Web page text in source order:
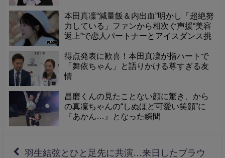
本田真凜“減量飯＆内出血”明かし「超絶努
力している」ファンから相次ぐ声援“美容
返上”で恋人パートナーとアイスダンス挑
得点発表に歓喜！本田真凜が指ハートで
「舞依ちゃん」と語りかける尊すぎる友
情
昌磨くんの見たことない顔に驚き、から
の真凜ちゃんの“しぬほど可愛い笑顔”に
『あかん…』となった瞬間
羽生結弦とひと足先に共演…来日したブラウ